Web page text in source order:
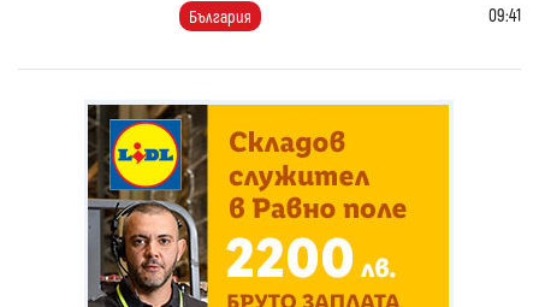
България 09:41